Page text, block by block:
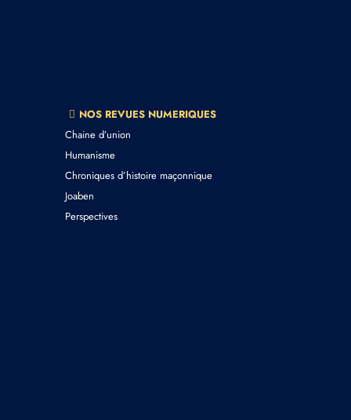
NOS REVUES NUMERIQUES
Chaine d’union
Humanisme
Chroniques d’histoire maçonnique
Joaben
Perspectives